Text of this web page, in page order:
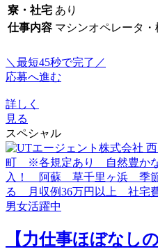
寮・社宅 あり
仕事内容 マシンオペレータ・
＼最短45秒で完了／
応募へ進む
詳しく
見る
スペシャル
【力仕事ほぼなし